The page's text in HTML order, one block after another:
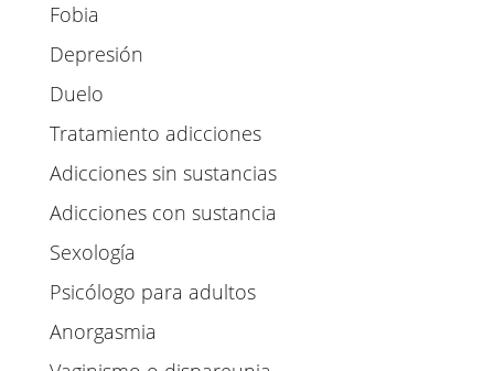
Fobia
Depresión
Duelo
Tratamiento adicciones
Adicciones sin sustancias
Adicciones con sustancia
Sexología
Psicólogo para adultos
Anorgasmia